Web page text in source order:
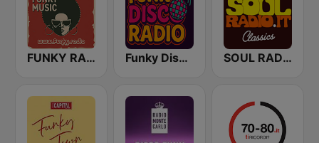
FUNKY RADIO (Italy) Funky Disco Radio SOUL RADIO 60-70